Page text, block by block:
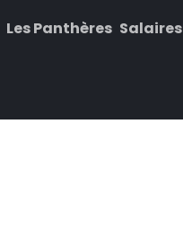
Les Panthères Salaires